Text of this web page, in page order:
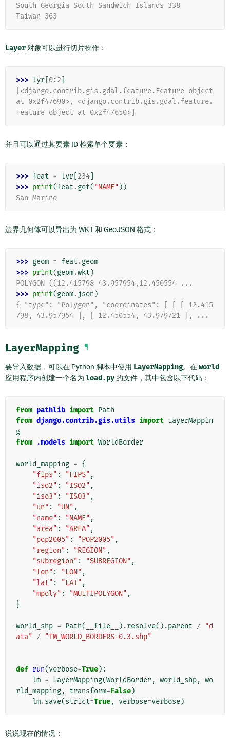
South Georgia South Sandwich Islands 338
Taiwan 363
Layer 对象可以进行切片操作：
>>> lyr 0:2
[<django.contrib.gis.gdal.feature.Feature object
at 0x2f47690>, <django.contrib.gis.gdal.feature.
Feature object at 0x2f47650>]
并且可以通过其要素 ID 检索单个要素：
>>> feat = lyr 234
>>> print(feat .get( "NAME" ))
San Marino
边界几何体可以导出为 WKT 和 GeoJSON 格式：
>>> geom = feat .geom
>>> print(geom.wkt )
POLYGON ((12.415798 43.957954,12.450554 ...
>>> print(geom. json )
{ "type": "Polygon", "coordinates": [ [ [ 12.415
798, 43.957954 ], [ 12.450554, 43.979721 ], ...
LayerMapping ¶
要导入数据，可以在 Python 脚本中使用 LayerMapping。在world
应用程序内创建一个名为 load.py 的文件，其中包含以下代码：
from pathlib import Path
from django.contrib.gis.utils import LayerMappin
g
from .models import WorldBorder
world_mapping = {
"fips" : "FIPS" ,
"iso2" : "ISO2" ,
"iso3" : "ISO3" ,
"un" : "UN" ,
"name" : "NAME" ,
"area" : "AREA" ,
"pop2005" : "POP2005" ,
"region" : "REGION" ,
"subregion" : "SUBREGION" ,
"lon" : "LON" ,
"lat" : "LAT" ,
"mpoly" : "MULTIPOLYGON" ,
}
world_shp = Path( __file__ ) .resolve() .parent / "d
ata"
/ "TM_WORLD_BORDERS-0.3.shp"
def run(verbose=True):
lm = LayerMapping(WorldBorder, world_shp, wo
rld_mapping, transform=False)
lm.save(strict=True, verbose=verbose)
说说现在的情况：